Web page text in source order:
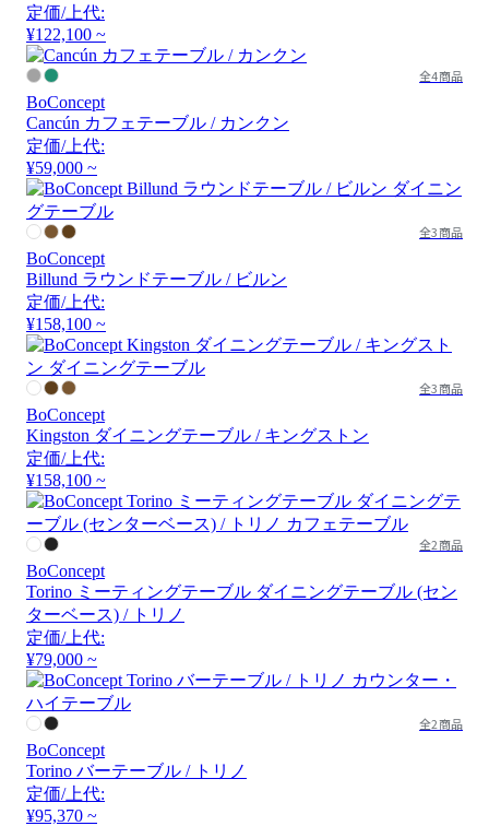
定価/上代:
¥122,100 ~
全4商品
BoConcept
Cancún カフェテーブル / カンクン
定価/上代:
¥59,000 ~
全3商品
BoConcept
Billund ラウンドテーブル / ビルン
定価/上代:
¥158,100 ~
全3商品
BoConcept
Kingston ダイニングテーブル / キングストン
定価/上代:
¥158,100 ~
全2商品
BoConcept
Torino ミーティングテーブル ダイニングテーブル (セン
ターベース) / トリノ
定価/上代:
¥79,000 ~
全2商品
BoConcept
Torino バーテーブル / トリノ
定価/上代:
¥95,370 ~